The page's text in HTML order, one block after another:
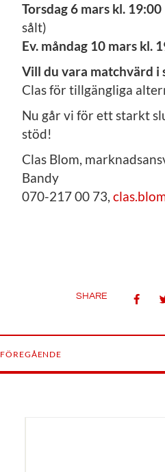
Torsdag 6 mars kl. 19:00
sålt)
Ev. måndag 10 mars kl.
Vill du vara matchvärd i
Clas för tillgängliga
Nu går vi för ett starkt
stöd!
Clas Blom,
Bandy
070-217 00 73,
SHARE
FÖREGÅENDE